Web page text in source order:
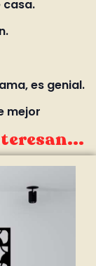
casa.
es genial.
mejor